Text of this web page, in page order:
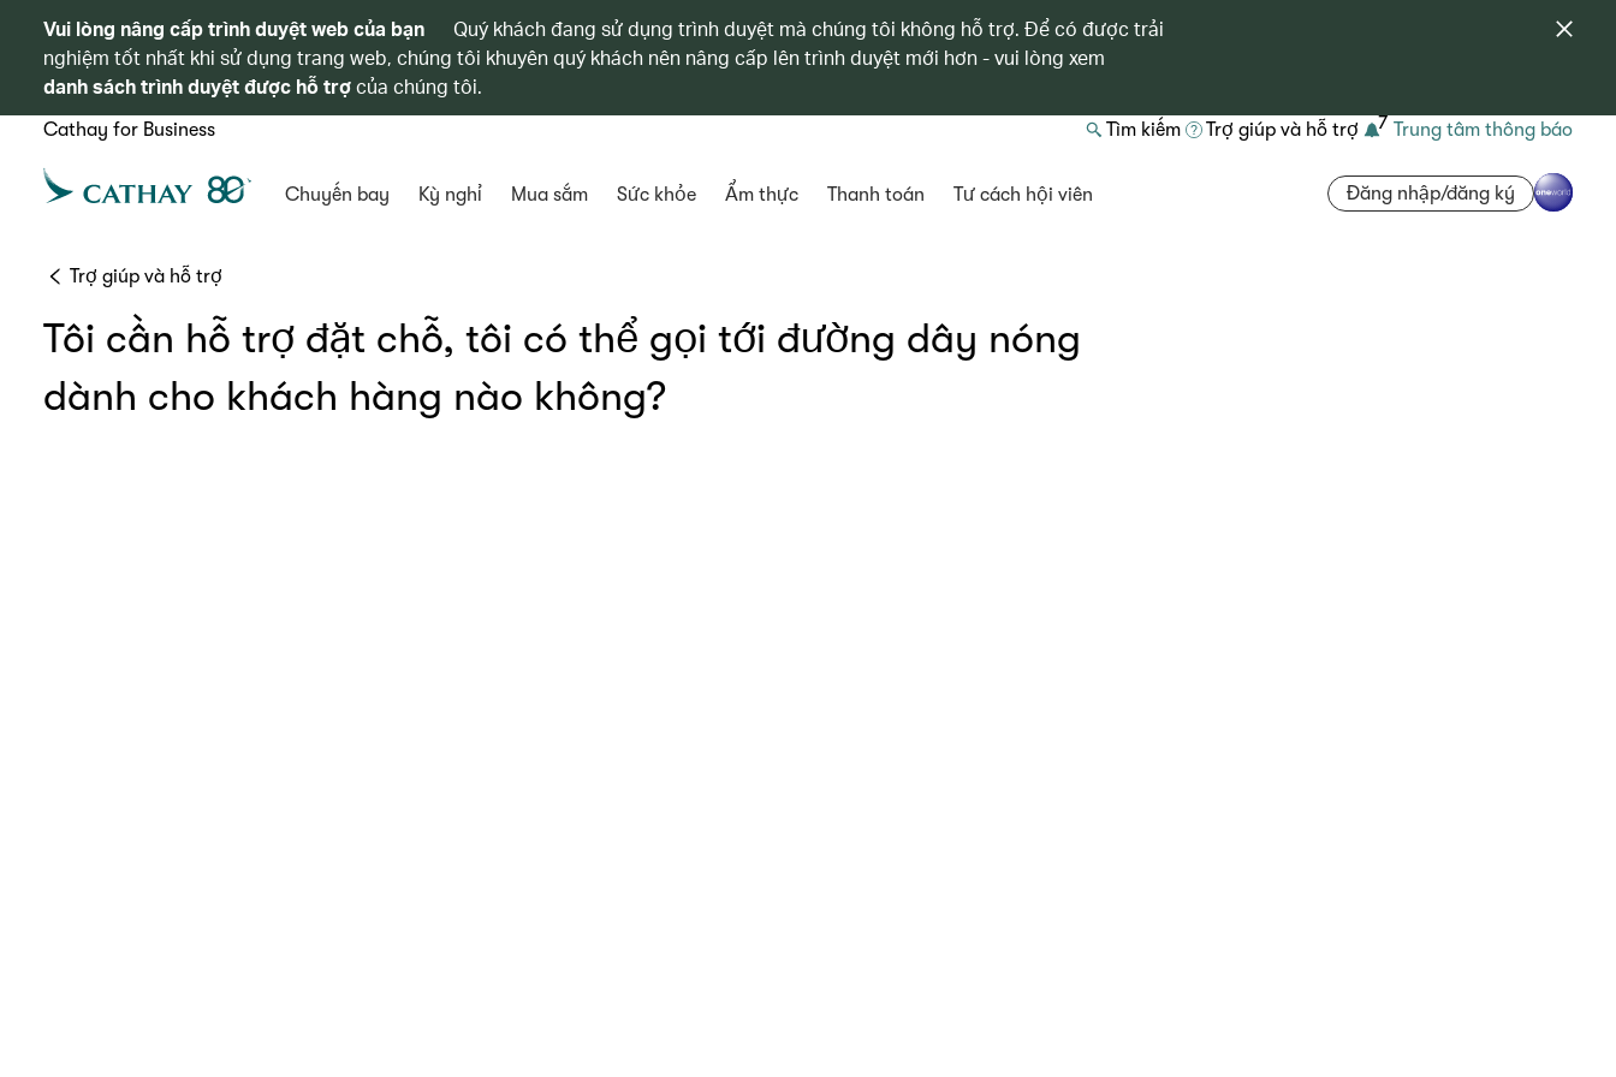
Vui lòng nâng cấp trình duyệt web của bạn
Quý khách đang sử dụng trình duyệt mà chúng tôi không hỗ trợ. Để có được trải
nghiệm tốt nhất khi sử dụng trang web, chúng tôi khuyên quý khách nên nâng cấp lên trình duyệt mới hơn - vui lòng xem
danh sách trình duyệt được hỗ trợcủa chúng tôi.
Cathay for Business Tìm kiếm Trợ giúp và hỗ trợ 7 Trung tâm thông báo
Chuyến bay Kỳ nghỉ Mua sắm Sức khỏe Ẩm thực Thanh toán Tư cách hội viên Đăng nhập/đăng ký
Trợ giúp và hỗ trợ
Tôi cần hỗ trợ đặt chỗ, tôi có thể gọi tới đường dây nóng
dành cho khách hàng nào không?